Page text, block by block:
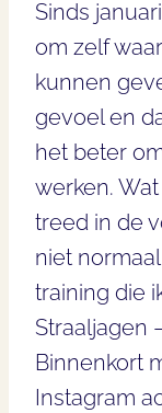
Sinds
om zelf
kunnen
gevoel en
het beter
werken.
treed in de
niet
training die
Straaljagen
Binnenkort
Instagram